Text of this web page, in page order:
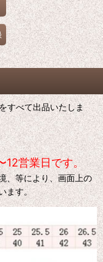
すべて出品いたしま
12営業日です。
、等により、画面上の
ます。